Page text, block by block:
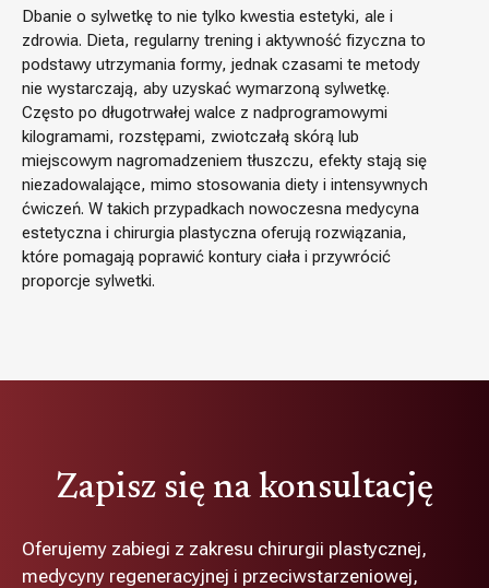
Dbanie o sylwetkę to nie tylko kwestia estetyki, ale i
zdrowia. Dieta, regularny trening i aktywność fizyczna to
podstawy utrzymania formy, jednak czasami te metody
nie wystarczają, aby uzyskać wymarzoną sylwetkę.
Często po długotrwałej walce z nadprogramowymi
kilogramami, rozstępami, zwiotczałą skórą lub
miejscowym nagromadzeniem tłuszczu, efekty stają się
niezadowalające, mimo stosowania diety i intensywnych
ćwiczeń. W takich przypadkach nowoczesna medycyna
estetyczna i chirurgia plastyczna oferują rozwiązania,
które pomagają poprawić kontury ciała i przywrócić
proporcje sylwetki.
Zapisz się na konsultację
Oferujemy zabiegi z zakresu chirurgii plastycznej,
medycyny regeneracyjnej i przeciwstarzeniowej,